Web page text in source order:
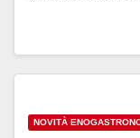
NOVITÀ